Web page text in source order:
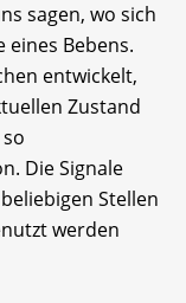
sagen, wo sich
Bebens.
entwickelt,
Zustand
Die Signale
Stellen
werden